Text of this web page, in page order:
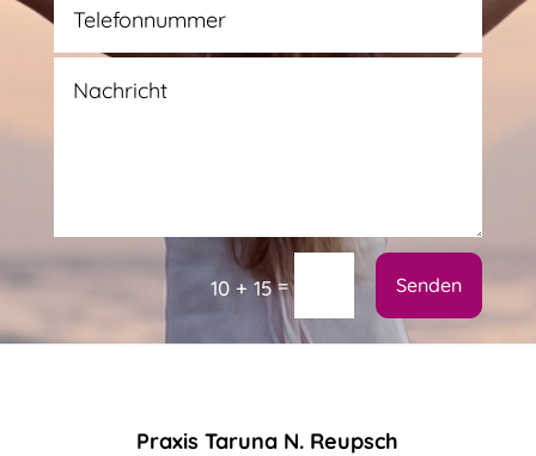
10 + 15= Senden
Praxis Taruna N. Reupsch